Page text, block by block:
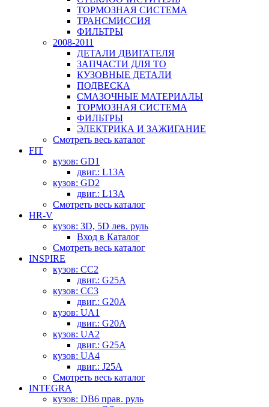
ТОРМОЗНАЯ СИСТЕМА
ТРАНСМИССИЯ
ФИЛЬТРЫ
2008-2011
ДЕТАЛИ ДВИГАТЕЛЯ
ЗАПЧАСТИ ДЛЯ ТО
КУЗОВНЫЕ ДЕТАЛИ
ПОДВЕСКА
СМАЗОЧНЫЕ МАТЕРИАЛЫ
ТОРМОЗНАЯ СИСТЕМА
ФИЛЬТРЫ
ЭЛЕКТРИКА И ЗАЖИГАНИЕ
Смотреть весь каталог
FIT
кузов: GD1
двиг.: L13A
кузов: GD2
двиг.: L13A
Смотреть весь каталог
HR-V
кузов: 3D, 5D лев. руль
Вход в Каталог
Смотреть весь каталог
INSPIRE
кузов: CC2
двиг.: G25A
кузов: CC3
двиг.: G20A
кузов: UA1
двиг.: G20A
кузов: UA2
двиг.: G25A
кузов: UA4
двиг.: J25A
Смотреть весь каталог
INTEGRA
кузов: DB6 прав. руль